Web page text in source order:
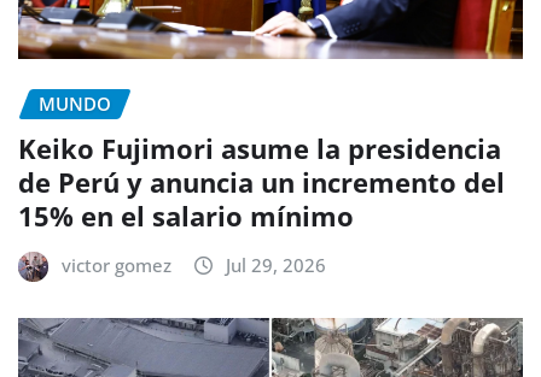
MUNDO
Keiko Fujimori asume la presidencia
de Perú y anuncia un incremento del
15% en el salario mínimo
victor gomez Jul 29, 2026